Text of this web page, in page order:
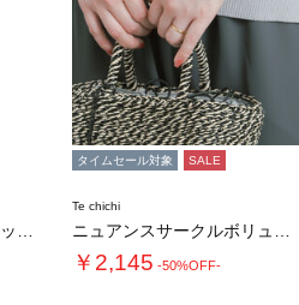
タイムセール対象 SALE
Te chichi
￥2,145 -50%OFF-